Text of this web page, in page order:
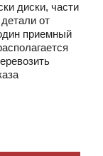
диски, части
от
приемный